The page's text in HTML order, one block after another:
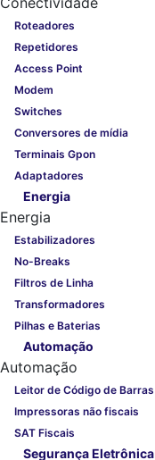
Roteadores
Repetidores
Access Point
Modem
Switches
Conversores de mídia
Terminais Gpon
Adaptadores
Energia
Energia
Estabilizadores
No-Breaks
Filtros de Linha
Transformadores
Pilhas e Baterias
Automação
Automação
Leitor de Código de Barras
Impressoras não fiscais
SAT Fiscais
Segurança Eletrônica